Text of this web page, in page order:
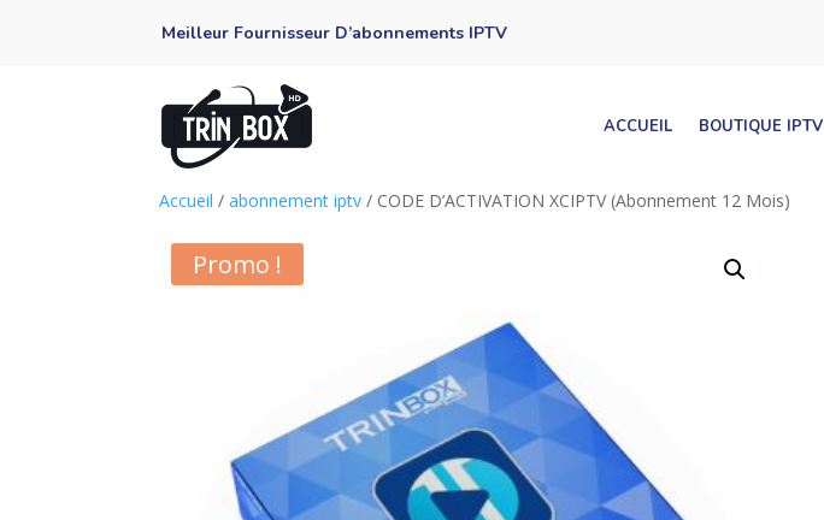
Meilleur Fournisseur D’abonnements IPTV
ACCUEIL BOUTIQUE IPTV
Accueil / abonnement iptv / CODE D’ACTIVATION XCIPTV (Abonnement 12 Mois)
Promo !